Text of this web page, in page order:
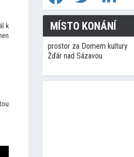
k
MÍSTO KONÁNÍ
prostor za Domem kultury
Žďár nad Sázavou